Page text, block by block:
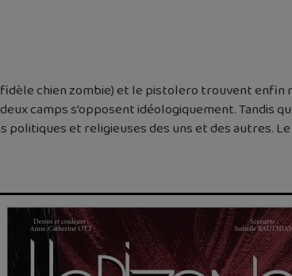
chien zombie) et le pistolero trouvent
camps s’opposent idéologiquement. Tandis
politiques et religieuses des uns et des autres.